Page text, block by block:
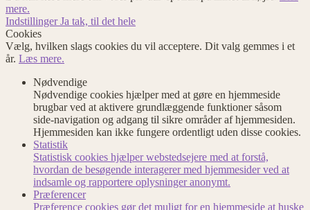
mere.
IndstillingerJa tak, til det hele
Cookies
Vælg, hvilken slags cookies du vil acceptere. Dit valg gemmes i et
år. Læs mere.
Nødvendige
Nødvendige cookies hjælper med at gøre en hjemmeside
brugbar ved at aktivere grundlæggende funktioner såsom
side-navigation og adgang til sikre områder af hjemmesiden.
Hjemmesiden kan ikke fungere ordentligt uden disse cookies.
Statistik
Statistisk cookies hjælper webstedsejere med at forstå,
hvordan de besøgende interagerer med hjemmesider ved at
indsamle og rapportere oplysninger anonymt.
Præferencer
Præference cookies gør det muligt for en hjemmeside at huske